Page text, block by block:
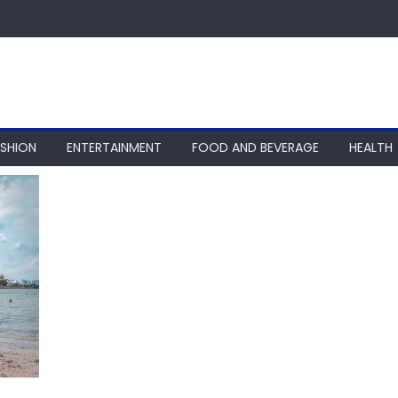
ENTERTAINMENT FOOD AND BEVERAGE HEALTH